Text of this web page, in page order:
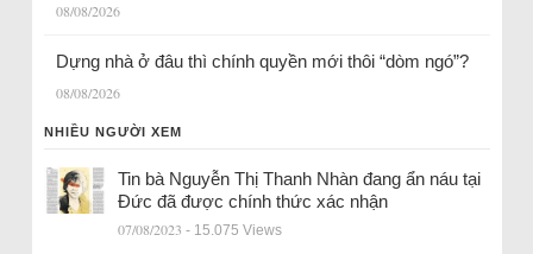
08/08/2026
Dựng nhà ở đâu thì chính quyền mới thôi “dòm ngó”?
08/08/2026
NHIỀU NGƯỜI XEM
Tin bà Nguyễn Thị Thanh Nhàn đang ẩn náu tại
Đức đã được chính thức xác nhận
07/08/2023 - 15.075 Views